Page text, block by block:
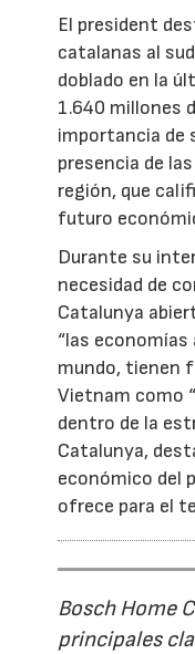
El president
catalanas al
doblado en la
1.640 millones
importancia de
presencia de
región, que
futuro
Durante su
necesidad de
Catalunya
“las economías
mundo, tienen
Vietnam como
dentro de la
Catalunya,
económico del
ofrece para el
Bosch Home
principales